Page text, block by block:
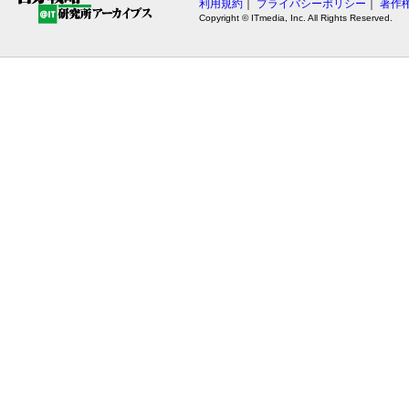
利用規約 プライバシーポリシー 著作
Copyright © ITmedia, Inc. All Rights Reserved.